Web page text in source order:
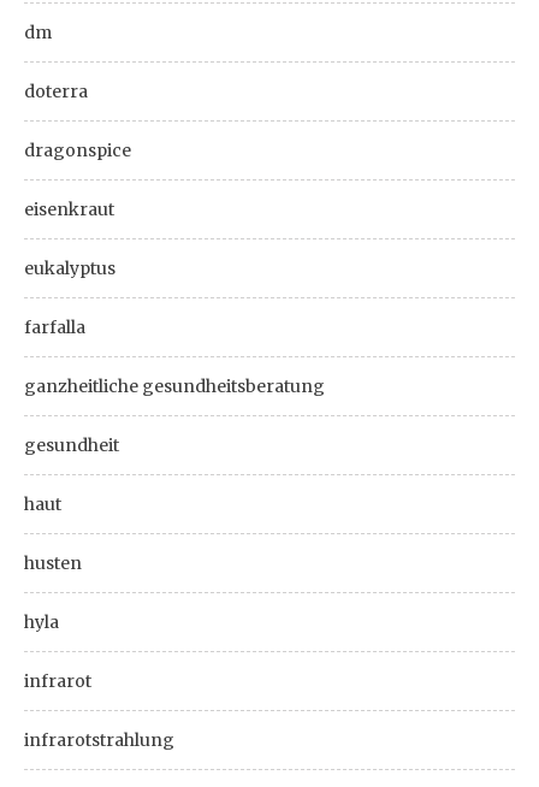
dm
doterra
dragonspice
eisenkraut
eukalyptus
farfalla
ganzheitliche gesundheitsberatung
gesundheit
haut
husten
hyla
infrarot
infrarotstrahlung